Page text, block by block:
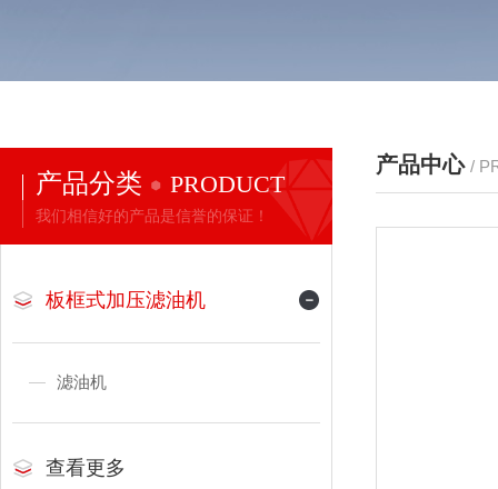
产品分类 PRODUCT
我们相信好的产品是信誉的保证！
板框式加压滤油机
滤油机
查看更多
产品中心 /